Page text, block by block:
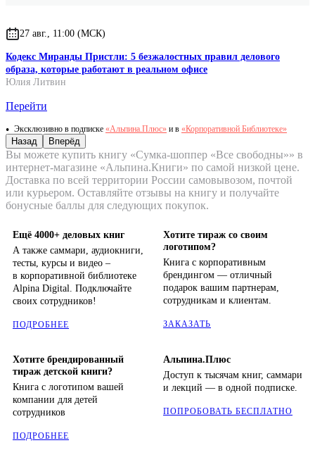
27 авг., 11:00 (МСК)
Кодекс Миранды Пристли: 5 безжалостных правил делового
образа, которые работают в реальном офисе
Юлия Литвин
Перейти
Эксклюзивно в подписке «Альпина.Плюс» и в «Корпоративной Библиотеке»
Назад Вперёд
Вы можете купить книгу «Сумка-шоппер «Все свободны»» в
интернет-магазине «Альпина.Книги» по самой низкой цене.
Доставка по всей территории России самовывозом, почтой
или курьером. Оставляйте отзывы на книгу и получайте
бонусные баллы для следующих покупок.
Ещё 4000+ деловых книг
А также саммари, аудиокниги,
тесты, курсы и видео –
в корпоративной библиотеке
Alpina Digital. Подключайте
своих сотрудников!
ПОДРОБНЕЕ
Хотите тираж со своим
логотипом?
Книга с корпоративным
брендингом — отличный
подарок вашим партнерам,
сотрудникам и клиентам.
ЗАКАЗАТЬ
Хотите брендированный
тираж детской книги?
Книга с логотипом вашей
компании для детей
сотрудников
ПОДРОБНЕЕ
Альпина.Плюс
Доступ к тысячам книг, саммари
и лекций — в одной подписке.
ПОПРОБОВАТЬ БЕСПЛАТНО